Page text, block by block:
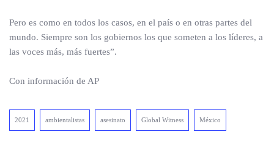
Pero es como en todos los casos, en el país o en otras partes del
mundo. Siempre son los gobiernos los que someten a los líderes, a
las voces más, más fuertes”.
Con información de AP
2021 ambientalistas asesinato Global Witness México